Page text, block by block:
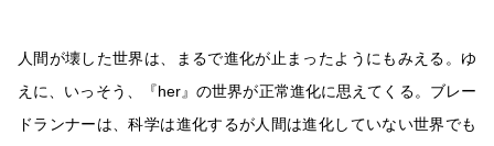
人間が壊した世界は、まるで進化が止まったようにもみえる。ゆ
えに、いっそう、『her』の世界が正常進化に思えてくる。ブレー
ドランナーは、科学は進化するが人間は進化していない世界でも